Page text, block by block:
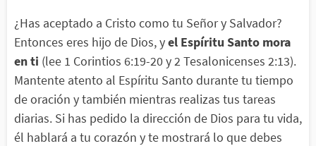
¿Has aceptado a Cristo como tu Señor y Salvador?
Entonces eres hijo de Dios, yel Espíritu Santo mora
en ti (lee 1 Corintios 6:19-20 y 2 Tesalonicenses 2:13).
Mantente atento al Espíritu Santo durante tu tiempo
de oración y también mientras realizas tus tareas
diarias. Si has pedido la dirección de Dios para tu vida,
él hablará a tu corazón y te mostrará lo que debes